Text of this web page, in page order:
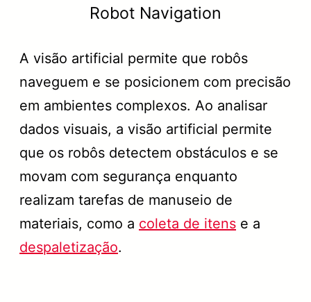
Robot Navigation
A visão artificial permite que robôs
naveguem e se posicionem com precisão
em ambientes complexos. Ao analisar
dados visuais, a visão artificial permite
que os robôs detectem obstáculos e se
movam com segurança enquanto
realizam tarefas de manuseio de
materiais, como a coleta de itens e a
despaletização.